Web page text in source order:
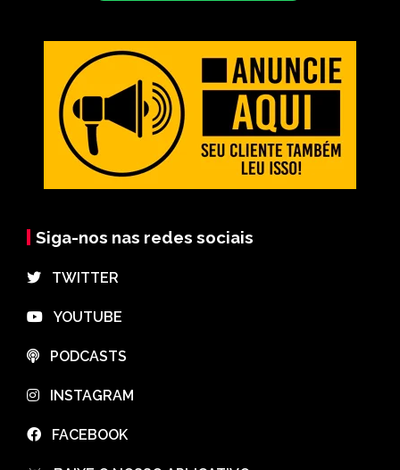
Siga-nos nas redes sociais
⠀TWITTER
⠀YOUTUBE
⠀PODCASTS
⠀INSTAGRAM
⠀FACEBOOK